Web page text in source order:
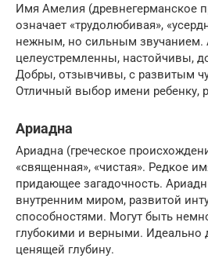
Имя Амелия (древнегерманское
означает «трудолюбивая»,
нежным, но сильным звучанием.
целеустремленны, настойчивы,
Добры, отзывчивы, с развитым
Отличный выбор имени ребенку,
Ариадна
Ариадна (греческое
«священная», «чистая». Редкое
придающее загадочность.
внутренним миром, развитой
способностями. Могут быть
глубокими и верными. Идеально
ценящей глубину.